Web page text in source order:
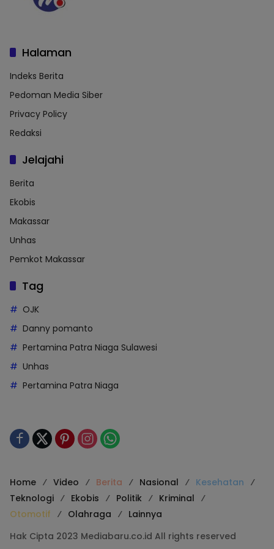
Halaman
Indeks Berita
Pedoman Media Siber
Privacy Policy
Redaksi
Jelajahi
Berita
Ekobis
Makassar
Unhas
Pemkot Makassar
Tag
OJK
Danny pomanto
Pertamina Patra Niaga Sulawesi
Unhas
Pertamina Patra Niaga
Home Video Berita Nasional
Kesehatan
Teknologi
Ekobis Politik
Kriminal
Otomotif
Olahraga
Lainnya
Hak Cipta 2023 Mediabaru.co.id All rights reserved